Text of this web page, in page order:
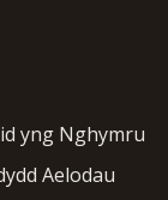
yng Nghymru
Aelodau